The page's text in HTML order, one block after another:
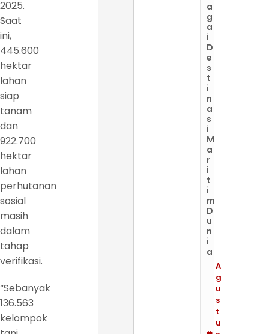
2025.
Saat
ini,
445.600
hektar
lahan
siap
tanam
dan
922.700
hektar
lahan
perhutanan
sosial
masih
dalam
tahap
verifikasi.
“Sebanyak
136.563
kelompok
a
g
a
i
D
e
s
t
i
n
a
s
i
M
a
r
i
t
i
m
D
u
n
i
a
A
g
u
s
t
u